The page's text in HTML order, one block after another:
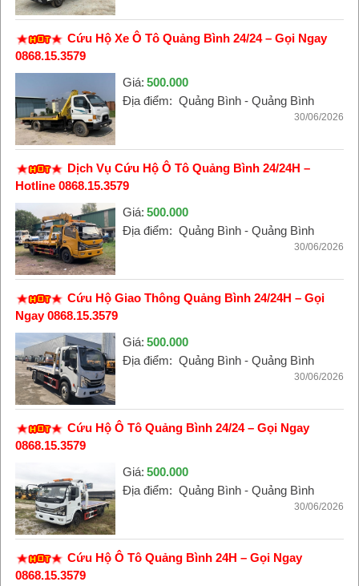
Cứu Hộ Xe Ô Tô Quảng Bình 24/24 – Gọi Ngay
0868.15.3579
Giá: 500.000
Địa điểm: Quảng Bình - Quảng Bình
30/06/2026
Dịch Vụ Cứu Hộ Ô Tô Quảng Bình 24/24H –
Hotline 0868.15.3579
Giá: 500.000
Địa điểm: Quảng Bình - Quảng Bình
30/06/2026
Cứu Hộ Giao Thông Quảng Bình 24/24H – Gọi
Ngay 0868.15.3579
Giá: 500.000
Địa điểm: Quảng Bình - Quảng Bình
30/06/2026
Cứu Hộ Ô Tô Quảng Bình 24/24 – Gọi Ngay
0868.15.3579
Giá: 500.000
Địa điểm: Quảng Bình - Quảng Bình
30/06/2026
Cứu Hộ Ô Tô Quảng Bình 24H – Gọi Ngay
0868.15.3579